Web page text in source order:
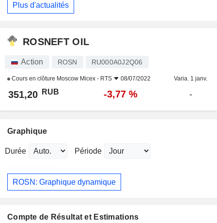
Plus d'actualités
ROSNEFT OIL
Action ROSN RU000A0J2Q06
Cours en clôture Moscow Micex - RTS 08/07/2022 Varia. 1 janv.
351,20 RUB -3,77 % -
Graphique
Durée Période
ROSN: Graphique dynamique
Compte de Résultat et Estimations